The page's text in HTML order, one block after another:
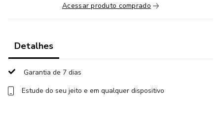
Acessar produto comprado
Detalhes
Garantia de 7 dias
Estude do seu jeito e em qualquer dispositivo